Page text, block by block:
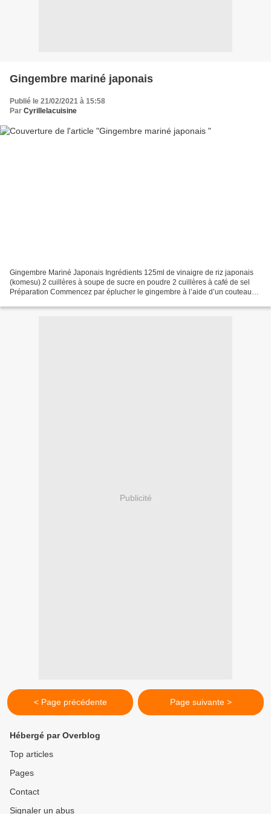
Gingembre mariné japonais
Publié le 21/02/2021 à 15:58
Par Cyrillelacuisine
Gingembre Mariné Japonais Ingrédients 125ml de vinaigre de riz japonais
(komesu) 2 cuillères à soupe de sucre en poudre 2 cuillères à café de sel
Préparation Commencez par éplucher le gingembre à l’aide d’un couteau
Publicité
< Page précédente Page suivante >
Hébergé par Overblog
Top articles
Pages
Contact
Signaler un abus